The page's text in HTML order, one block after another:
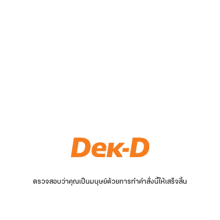
ตรวจสอบว่าคุณเป็นมนุษย์ด้วยการทำคำสั่งนี้ให้เสร็จสิ้น